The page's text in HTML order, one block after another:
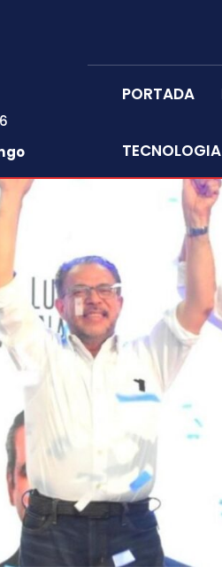
PORTADA
TECNOLOGIA